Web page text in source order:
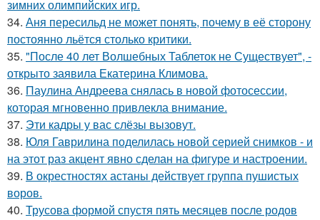
зимних олимпийских игр.
34. Аня пересильд не может понять, почему в её сторону
постоянно льётся столько критики.
35. "После 40 лет Волшебных Таблеток не Существует", -
открыто заявила Екатерина Климова.
36. Паулина Андреева снялась в новой фотосессии,
которая мгновенно привлекла внимание.
37. Эти кадры у вас слёзы вызовут.
38. Юля Гаврилина поделилась новой серией снимков - и
на этот раз акцент явно сделан на фигуре и настроении.
39. В окрестностях астаны действует группа пушистых
воров.
40. Трусова формой спустя пять месяцев после родов